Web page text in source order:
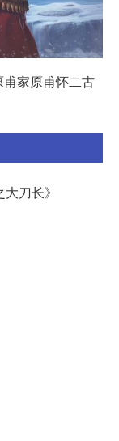
家原甫怀二古
刀长》